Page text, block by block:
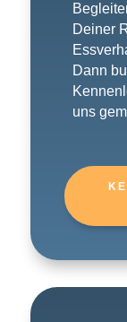
Deiner
Dann
uns